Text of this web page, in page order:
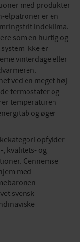
med produkter
elpatroner er en
indeklima.
som en hurtig og
ikke er
vinterdage eller
ved en meget høj
termostater og
temperaturen
og øger
opfylder
kvalitets- og
Gennemse
med
svensk